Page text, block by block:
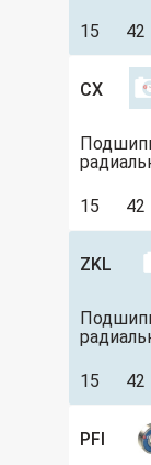
15 42
CX
15 42
ZKL
15 42
PFI